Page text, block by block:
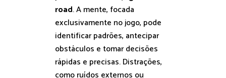
road. A mente, focada
exclusivamente no jogo, pode
identificar padrões, antecipar
obstáculos e tomar decisões
rápidas e precisas. Distrações,
como ruídos externos ou